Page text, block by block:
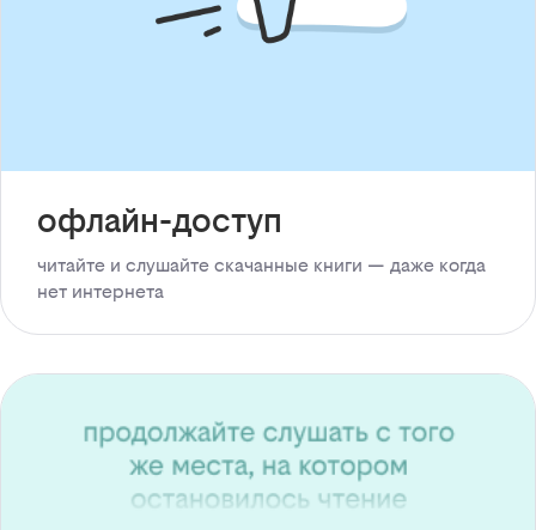
офлайн-доступ
читайте и слушайте скачанные книги — даже когда
нет интернета